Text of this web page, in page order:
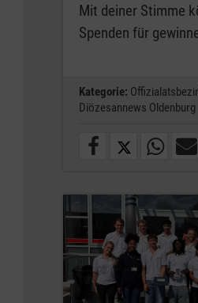
Mit deiner Stimme
Spenden für
Kategorie:
Diözesannews Oldenburg